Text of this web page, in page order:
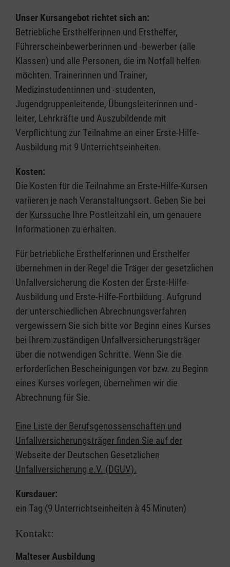
Unser Kursangebot richtet sich an:
Betriebliche Ersthelferinnen und Ersthelfer,
Führerscheinbewerberinnen und -bewerber (alle
Klassen) und alle Personen, die im Notfall helfen
möchten. Trainerinnen und Trainer,
Medizinstudentinnen und -studenten,
Jugendgruppenleitende, Übungsleiterinnen und -
leiter, Lehrkräfte und Auszubildende mit
Verpflichtung zur Teilnahme an einer Erste-Hilfe-
Ausbildung mit 9 Unterrichtseinheiten.
Kosten:
Die Kosten für die Teilnahme an Erste-Hilfe-Kursen
variieren je nach Veranstaltungsort. Geben Sie bei
der Kurssuche Ihre Postleitzahl ein, um genauere
Informationen zu erhalten.
Für betriebliche Ersthelferinnen und Ersthelfer
übernehmen in der Regel die Träger der gesetzlichen
Unfallversicherung die Kosten der Erste-Hilfe-
Ausbildung und Erste-Hilfe-Fortbildung. Aufgrund
der unterschiedlichen Abrechnungsverfahren
vergewissern Sie sich bitte vor Beginn eines Kurses
bei Ihrem zuständigen Unfallversicherungsträger
über die notwendigen Schritte. Wenn Sie die
erforderlichen Bescheinigungen vor bzw. zu Beginn
eines Kurses vorlegen, übernehmen wir die
Abrechnung für Sie.
Eine Liste der Berufsgenossenschaften und
Unfallversicherungsträger finden Sie auf der
Webseite der Deutschen Gesetzlichen
Unfallversicherung e.V. (DGUV).
Kursdauer:
ein Tag (9 Unterrichtseinheiten à 45 Minuten)
Kontakt:
Malteser Ausbildung